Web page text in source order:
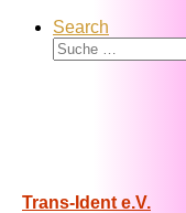
Search
Suche
Trans-Ident e.V.